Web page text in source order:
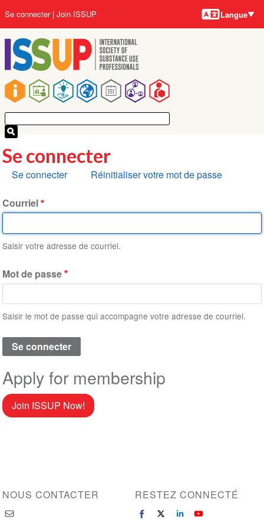
au
contenu
principal
Main
navigation
User
account
menu
Se connecter Join ISSUP Langues
Langue
Se connecter
Onglets
Se connecter Réinitialiser votre mot de passe
Courriel
Saisir votre adresse de courriel.
Mot de passe
Saisir le mot de passe qui accompagne votre adresse de courriel.
Apply for membership
Join ISSUP Now!
NOUS CONTACTER RESTEZ CONNECTÉ